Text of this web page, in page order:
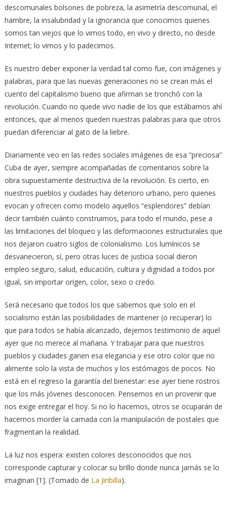
descomunales bolsones de pobreza, la asimetría descomunal, el
hambre, la insalubridad y la ignorancia que conocimos quienes
somos tan viejos que lo vimos todo, en vivo y directo, no desde
Internet; lo vimos y lo padecimos.
Es nuestro deber exponer la verdad tal como fue, con imágenes y
palabras, para que las nuevas generaciones no se crean más el
cuento del capitalismo bueno que afirman se tronchó con la
revolución. Cuando no quede vivo nadie de los que estábamos ahí
entonces, que al menos queden nuestras palabras para que otros
puedan diferenciar al gato de la liebre.
Diariamente veo en las redes sociales imágenes de esa “preciosa”
Cuba de ayer, siempre acompañadas de comentarios sobre la
obra supuestamente destructiva de la revolución. Es cierto, en
nuestros pueblos y ciudades hay deterioro urbano, pero quienes
evocan y ofrecen como modelo aquellos “esplendores” debían
decir también cuánto construimos, para todo el mundo, pese a
las limitaciones del bloqueo y las deformaciones estructurales que
nos dejaron cuatro siglos de colonialismo. Los lumínicos se
desvanecieron, sí, pero otras luces de justicia social dieron
empleo seguro, salud, educación, cultura y dignidad a todos por
igual, sin importar origen, color, sexo o credo.
Será necesario que todos los que sabemos que solo en el
socialismo están las posibilidades de mantener (o recuperar) lo
que para todos se había alcanzado, dejemos testimonio de aquel
ayer que no merece al mañana. Y trabajar para que nuestros
pueblos y ciudades ganen esa elegancia y ese otro color que no
alimente solo la vista de muchos y los estómagos de pocos. No
está en el regreso la garantía del bienestar: ese ayer tiene rostros
que los más jóvenes desconocen. Pensemos en un provenir que
nos exige entregar el hoy. Si no lo hacemos, otros se ocuparán de
hacernos morder la carnada con la manipulación de postales que
fragmentan la realidad.
La luz nos espera: existen colores desconocidos que nos
corresponde capturar y colocar su brillo donde nunca jamás se lo
imaginan [1]. (Tomado de La Jiribilla).